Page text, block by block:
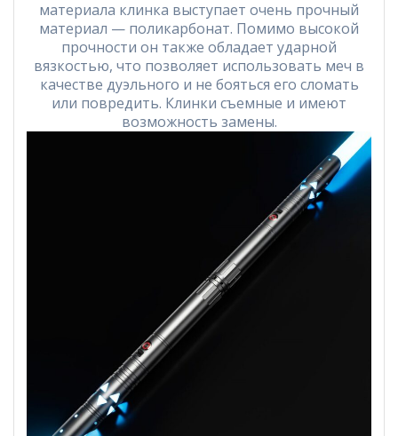
материала клинка выступает очень прочный
материал — поликарбонат. Помимо высокой
прочности он также обладает ударной
вязкостью, что позволяет использовать меч в
качестве дуэльного и не бояться его сломать
или повредить. Клинки съемные и имеют
возможность замены.